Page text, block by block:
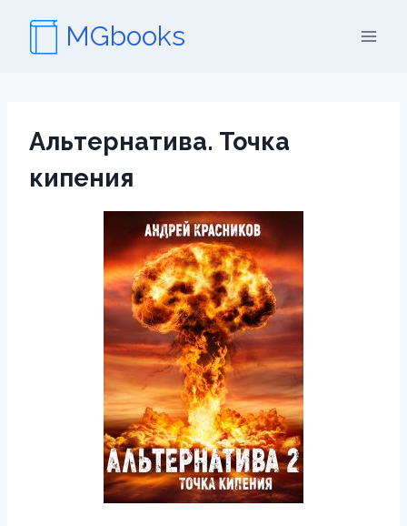
содержимому
MGbooks
Альтернатива. Точка
кипения